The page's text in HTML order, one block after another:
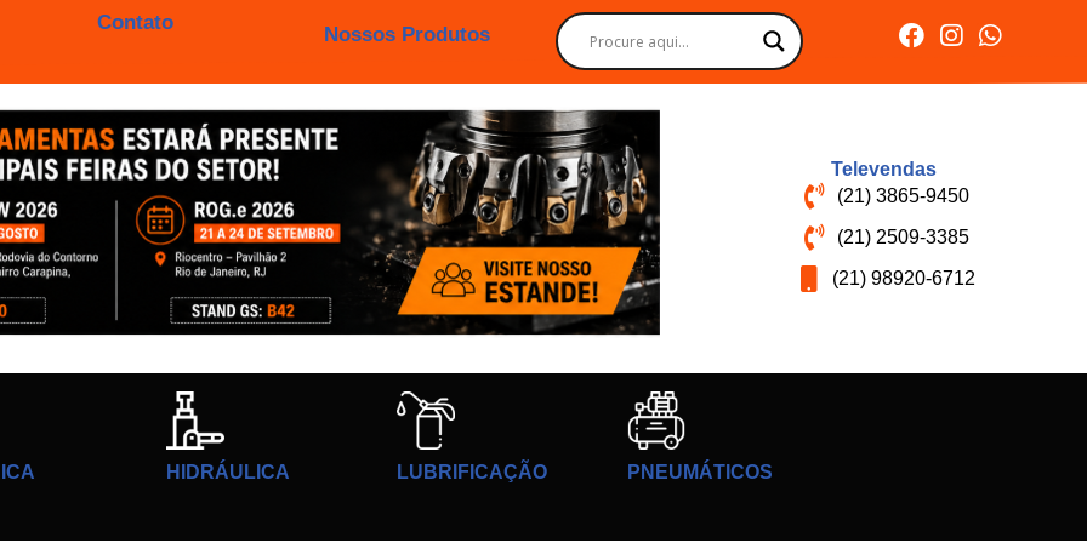
Contato
Nossos Produtos
Televendas
(21) 3865-9450
(21) 2509-3385
(21) 98920-6712
HIDRÁULICA LUBRIFICAÇÃO PNEUMÁTICOS